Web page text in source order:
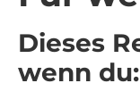
Dieses
wenn du: